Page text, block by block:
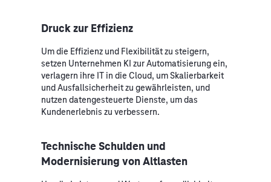
Druck zur Effizienz
Um die Effizienz und Flexibilität zu steigern,
setzen Unternehmen KI zur Automatisierung ein,
verlagern ihre IT in die Cloud, um Skalierbarkeit
und Ausfallsicherheit zu gewährleisten, und
nutzen datengesteuerte Dienste, um das
Kundenerlebnis zu verbessern.
Technische Schulden und
Modernisierung von Altlasten